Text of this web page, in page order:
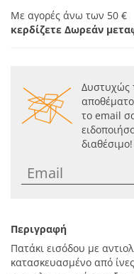
Με αγορές άνω των 50 €
κερδίζετε Δωρεάν
Δυστυχώς
το email
διαθέσιμο!
Περιγραφή
Πατάκι εισόδου με
κατασκευασμένο από